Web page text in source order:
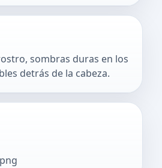
sombras duras en los
detrás de la cabeza.